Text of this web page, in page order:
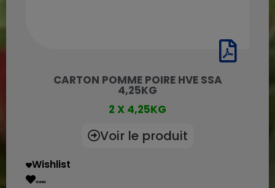
CARTON POMME POIRE HVE SSA
4,25KG
2 X 4,25KG
Voir le produit
Wishlist
Wishlist